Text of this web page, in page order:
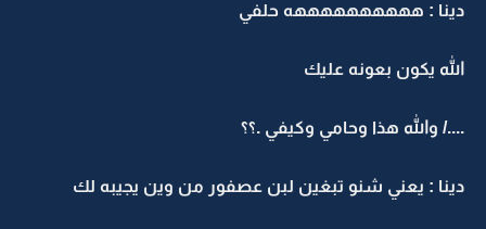
دينا : ههههههههههه حلفي
الله يكون بعونه عليك
..../ والله هذا وحامي وكيفي .؟؟
دينا : يعني شنو تبغين لبن عصفور من وين يجيبه لك